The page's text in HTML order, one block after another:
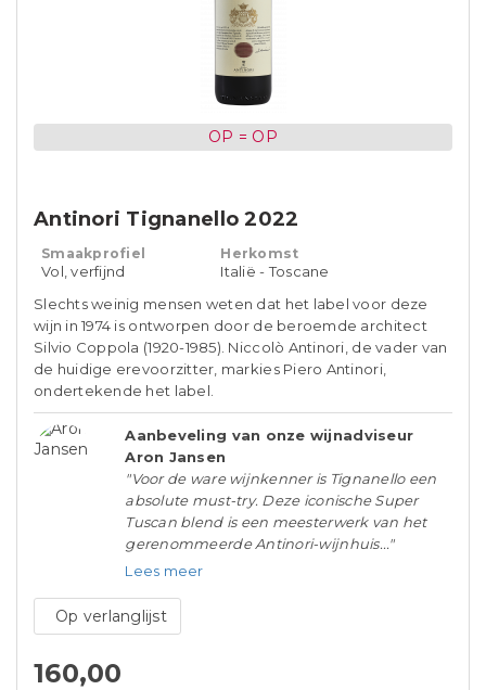
OP = OP
Antinori Tignanello 2022
Smaakprofiel
Vol, verfijnd
Herkomst
Italië - Toscane
Slechts weinig mensen weten dat het label voor deze
wijn in 1974 is ontworpen door de beroemde architect
Silvio Coppola (1920-1985). Niccolò Antinori, de vader van
de huidige erevoorzitter, markies Piero Antinori,
ondertekende het label.
Aanbeveling van onze wijnadviseur
Aron Jansen
"Voor de ware wijnkenner is Tignanello een
absolute must-try. Deze iconische Super
Tuscan blend is een meesterwerk van het
gerenommeerde Antinori-wijnhuis..."
Lees meer
Op verlanglijst
160,00